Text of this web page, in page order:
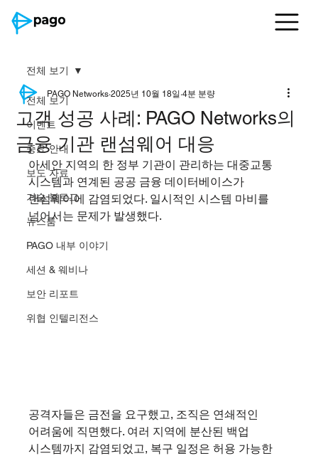
전체 보기
이벤트
중요 안내
보도 자료
기술 블로그
뉴스룸
PAGO 내부 이야기
세션 & 웨비나
보안 리포트
위협 인텔리전스
전체 보기
고객 성공 사례: PAGO Networks의
금융 기관 랜섬웨어 대응
PAGO Networks 2025년 10월 18일 4분 분량
아세안 지역의 한 정부 기관이 관리하는 대중교통
시스템과 연계된 공공 금융 데이터베이스가
랜섬웨어에 감염되었다. 일시적인 시스템 마비를
넘어서는 문제가 발생했다.
공격자들은 금전을 요구했고, 조직은 연쇄적인
어려움에 직면했다. 여러 지역에 분산된 백업
시스템까지 감염되었고, 복구 일정은 허용 가능한